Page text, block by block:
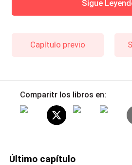
Sigue
Capítulo previo
Comparitr los libros en:
Último capítulo